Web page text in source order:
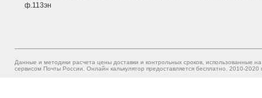
ф.113эн
Данные и методики расчета цены доставки и контрольных сроков, использованные
сервисом Почты России. Онлайн калькулятор предоставляется бесплатно. 2010-2020